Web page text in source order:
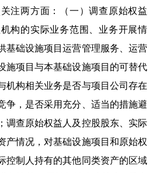
注两方面：（一）调查原始权益
构的实际业务范围、业务开展情
基础设施项目运营管理服务、运营
施项目与本基础设施项目的可替代
机构相关业务是否与项目公司存在
争，是否采用充分、适当的措施避
调查原始权益人及控股股东、实际
产情况，对基础设施项目和原始权
控制人持有的其他同类资产的区域